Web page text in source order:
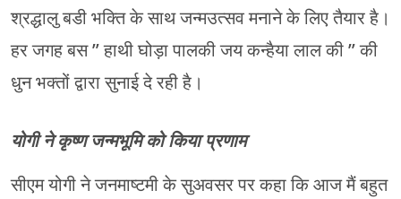
श्रद्धालु बडी भक्ति के साथ जन्मउत्सव मनाने के लिए तैयार है।
हर जगह बस ” हाथी घोड़ा पालकी जय कन्हैया लाल की ” की
धुन भक्तों द्वारा सुनाई दे रही है।
योगी ने कृष्ण जन्मभूमि को किया प्रणाम
सीएम योगी ने जनमाष्टमी के सुअवसर पर कहा कि आज मैं बहुत